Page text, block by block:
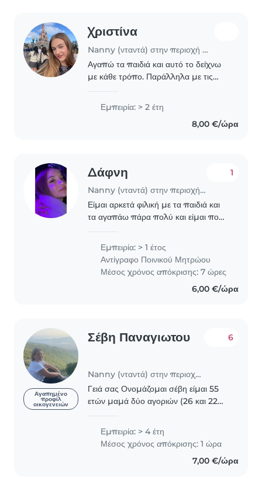
Χριστίνα
Nanny (νταντά) στην περιοχή Θεσσαλονίκη
Αγαπώ τα παιδιά και αυτό το δείχνω
με κάθε τρόπο. Παράλληλα με τις
εκπαίδευσης ΑΠΘ έχω κάνει
δημιουργική απασχόληση και φύλαξη
Εμπειρία: > 2 έτη
8,00 €/ώρα
Δάφνη
Nanny (νταντά) στην περιοχή Θεσσαλονίκη
1
Είμαι αρκετά φιλική με τα παιδιά και
τα αγαπάω πάρα πολύ και είμαι πολύ
σταθμό του Δήμου θερμής με το
πρόγραμμα μεταλυκειακού..
Εμπειρία: > 1 έτος
Αντίγραφο Ποινικού Μητρώου
Μέσος χρόνος απόκρισης: 7 ώρες
6,00 €/ώρα
Αγαπημένο
προφίλ
οικογενειών
Σέβη Παναγιωτου
Nanny (νταντά) στην περιοχή Χαλάνδρι
6
Γειά σας Ονομάζομαι σέβη είμαι 55
ετών μαμά δύο αγοριών (26 και 22
ιδιαίτερα Αγαπώ τα παιδιά καθώς και
τα κατοικίδια..
Εμπειρία: > 4 έτη
Μέσος χρόνος απόκρισης: 1 ώρα
7,00 €/ώρα